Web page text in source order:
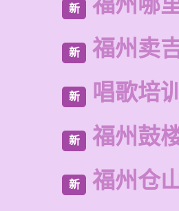
新
新 福州卖
新 唱歌培
新 福州鼓
新 福州仓